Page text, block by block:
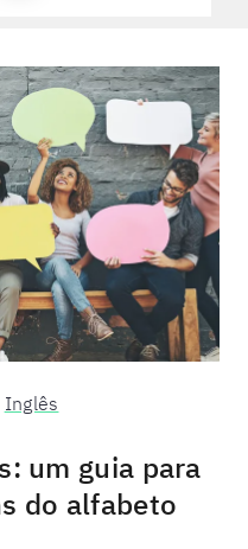
Inglês
um guia para
do alfabeto